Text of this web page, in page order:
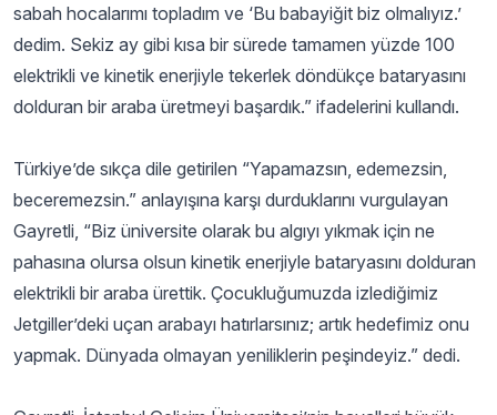
sabah hocalarımı topladım ve ‘Bu babayiğit biz olmalıyız.’
dedim. Sekiz ay gibi kısa bir sürede tamamen yüzde 100
elektrikli ve kinetik enerjiyle tekerlek döndükçe bataryasını
dolduran bir araba üretmeyi başardık.” ifadelerini kullandı.
Türkiye’de sıkça dile getirilen “Yapamazsın, edemezsin,
beceremezsin.” anlayışına karşı durduklarını vurgulayan
Gayretli, “Biz üniversite olarak bu algıyı yıkmak için ne
pahasına olursa olsun kinetik enerjiyle bataryasını dolduran
elektrikli bir araba ürettik. Çocukluğumuzda izlediğimiz
Jetgiller’deki uçan arabayı hatırlarsınız; artık hedefimiz onu
yapmak. Dünyada olmayan yeniliklerin peşindeyiz.” dedi.